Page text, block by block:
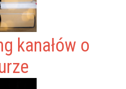
kanałów o